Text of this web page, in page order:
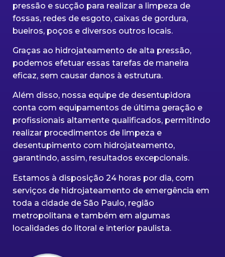
pressão e sucção para realizar a limpeza de
fossas, redes de esgoto, caixas de gordura,
bueiros, poços e diversos outros locais.
Graças ao hidrojateamento de alta pressão,
podemos efetuar essas tarefas de maneira
eficaz, sem causar danos à estrutura.
Além disso, nossa equipe de desentupidora
conta com equipamentos de última geração e
profissionais altamente qualificados, permitindo
realizar procedimentos de limpeza e
desentupimento com hidrojateamento,
garantindo, assim, resultados excepcionais.
Estamos à disposição 24 horas por dia, com
serviços de hidrojateamento de emergência em
toda a cidade de São Paulo, região
metropolitana e também em algumas
localidades do litoral e interior paulista.